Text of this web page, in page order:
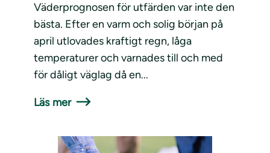
Väderprognosen för utfärden var inte den
bästa. Efter en varm och solig början på
april utlovades kraftigt regn, låga
temperaturer och varnades till och med
för dåligt väglag då en...
Läs mer